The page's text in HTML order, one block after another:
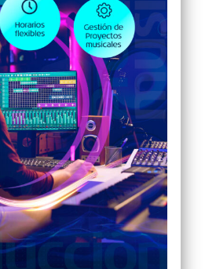
AZUL 2025
de 2026
TALLER DE CULTURA
de 2025
TALKS LIMA 2025